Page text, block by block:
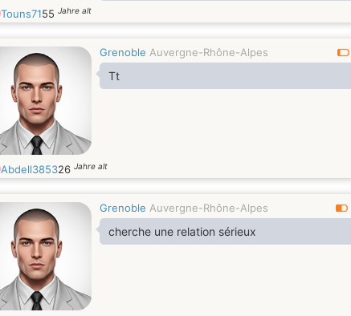
Touns7155 Jahre alt
Grenoble Auvergne-Rhône-Alpes
Tt
Abdell385326 Jahre alt
Grenoble Auvergne-Rhône-Alpes
cherche une relation sérieux